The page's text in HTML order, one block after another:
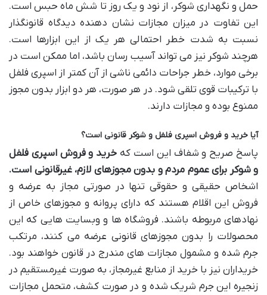
حمل و نگهداری شوکر، از نود و یک روز تا شش ماه حبس است.
این تفاوت در میزان مجازات نشان دهنده دیدگاه قانونگذار
نسبت به شدت خطر احتمالی هر یک از این ابزارها است.
هرچند شوکر نیز می تواند آسیب رسان باشد، اما ممکن است در
برخی موارد، خطر جراحات دائمی ناشی از آن کمتر از اسپری فلفل
با ترکیبات قوی تلقی شود. در هر صورت، هر دو ابزار بدون مجوز
ممنوع بوده و مجازات دارند.
آیا خرید و فروش اسپری فلفل و شوکر قانونی است؟
پاسخ صریح و شفاف این است که خرید و فروش اسپری فلفل
و شوکر برای عموم مردم و بدون مجوزهای لازم، غیرقانونی است.
اشخاص حقیقی و حقوقی تنها در صورتی مجاز به عرضه و
فروش این اقلام هستند که دارای پروانه و مجوزهای خاص از
نهادهای مربوطه باشند. فروشگاه ها و وبسایت هایی که این
محصولات را بدون مجوزهای قانونی عرضه می کنند، مرتکب
جرم شده و مشمول مجازات های مندرج در قانون خواهند بود.
خریداران نیز با خرید از منابع غیرمجاز، به صورت غیرمستقیم در
زنجیره این جرم شریک شده و در صورت کشف، متحمل مجازات